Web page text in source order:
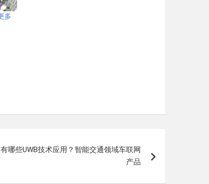
多
哪些UWB技术应用？智能交通领域车联网
产品